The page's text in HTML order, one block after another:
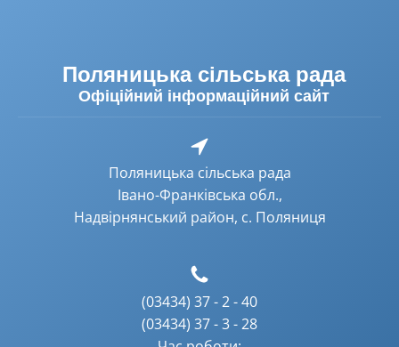
Поляницька сільська рада
Офіційний інформаційний сайт
Поляницька сільська рада
Івано-Франківська обл.,
Надвірнянський район, с. Поляниця
(03434) 37 - 2 - 40
(03434) 37 - 3 - 28